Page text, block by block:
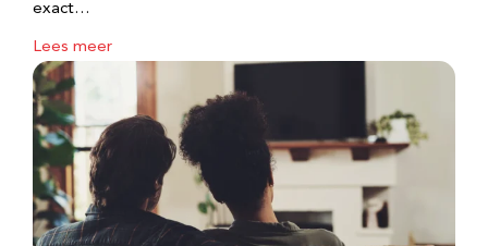
exact…
Lees meer